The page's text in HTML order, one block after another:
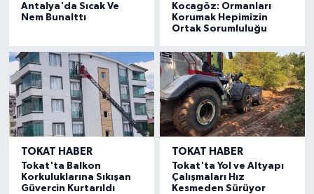
Antalya'da Sıcak Ve
Nem Bunalttı
Kocagöz: Ormanları
Korumak Hepimizin
Ortak Sorumluluğu
TOKAT HABER
Tokat'ta Balkon
Korkuluklarına Sıkışan
Güvercin Kurtarıldı
TOKAT HABER
Tokat'ta Yol ve Altyapı
Çalışmaları Hız
Kesmeden Sürüyor